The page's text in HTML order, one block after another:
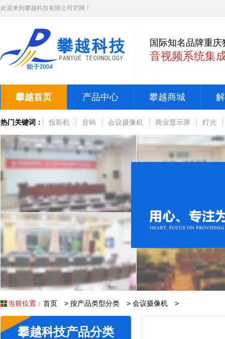
欢迎来到攀越科技有限公司官网！
国际知名品牌重庆
音视频系统集
攀越首页 产品中心 攀越商城
热门关键词： 投影机 音响 会议摄像机 商业显示屏 灯光
当前位置： 首页 > 按产品类型分类 > 会议摄像机 >
攀越科技产品分类